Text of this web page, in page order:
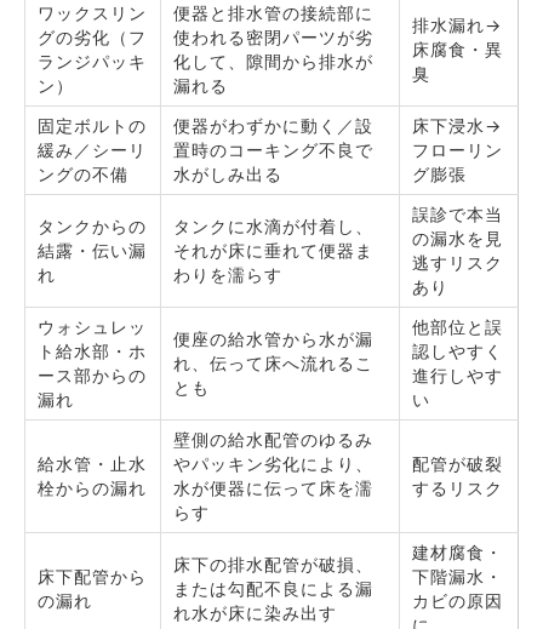
ワックスリン
グの劣化（フ
ランジパッキ
ン）
便器と排水管の接続部に
使われる密閉パーツが劣
化して、隙間から排水が
漏れる
排水漏れ→
床腐食・異
臭
固定ボルトの
緩み／シーリ
ングの不備
便器がわずかに動く／設
置時のコーキング不良で
水がしみ出る
床下浸水→
フローリン
グ膨張
タンクからの
結露・伝い漏
れ
タンクに水滴が付着し、
それが床に垂れて便器ま
わりを濡らす
誤診で本当
の漏水を見
逃すリスク
あり
ウォシュレッ
ト給水部・ホ
ース部からの
漏れ
便座の給水管から水が漏
れ、伝って床へ流れるこ
とも
他部位と誤
認しやすく
進行しやす
い
給水管・止水
栓からの漏れ
壁側の給水配管のゆるみ
やパッキン劣化により、
水が便器に伝って床を濡
らす
配管が破裂
するリスク
床下配管から
の漏れ
床下の排水配管が破損、
または勾配不良による漏
れ水が床に染み出す
建材腐食・
下階漏水・
カビの原因
に